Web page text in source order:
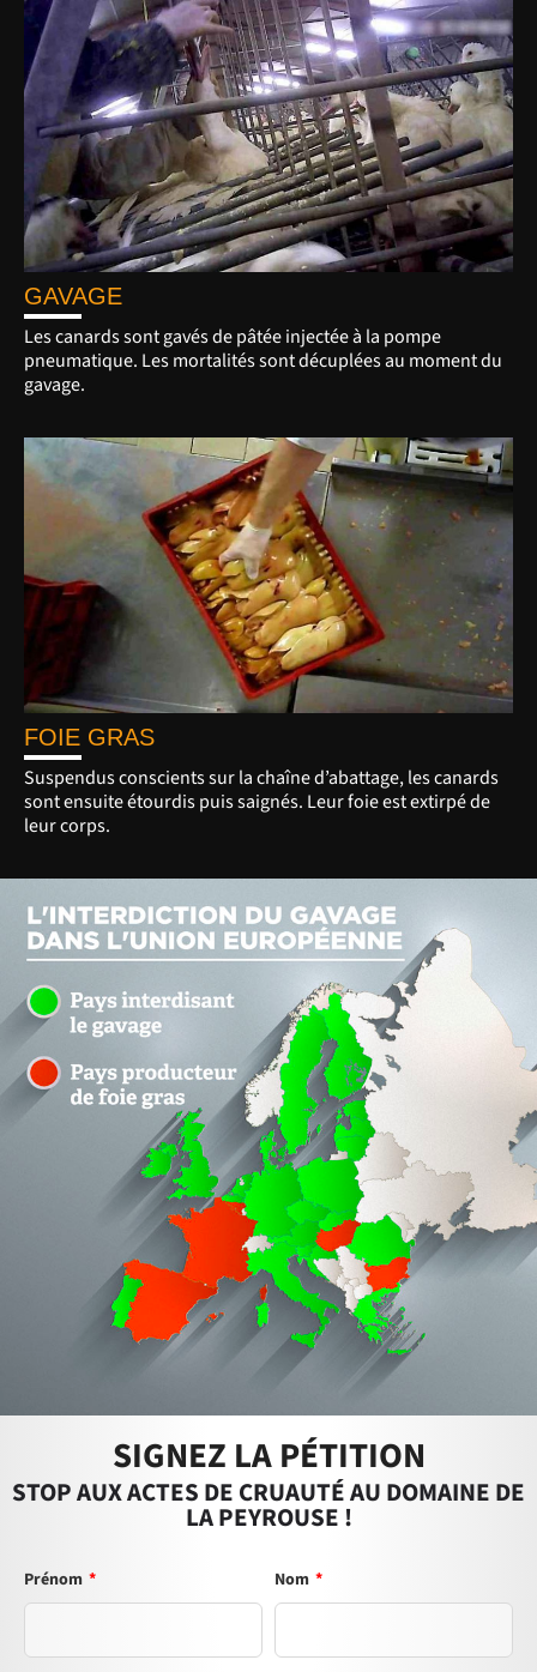
GAVAGE
Les canards sont gavés de pâtée injectée à la pompe
pneumatique. Les mortalités sont décuplées au moment du
gavage.
FOIE GRAS
Suspendus conscients sur la chaîne d’abattage, les canards
sont ensuite étourdis puis saignés. Leur foie est extirpé de
leur corps.
SIGNEZ LA PÉTITION
STOP AUX ACTES DE CRUAUTÉ AU DOMAINE DE
LA PEYROUSE !
Prénom * Nom *